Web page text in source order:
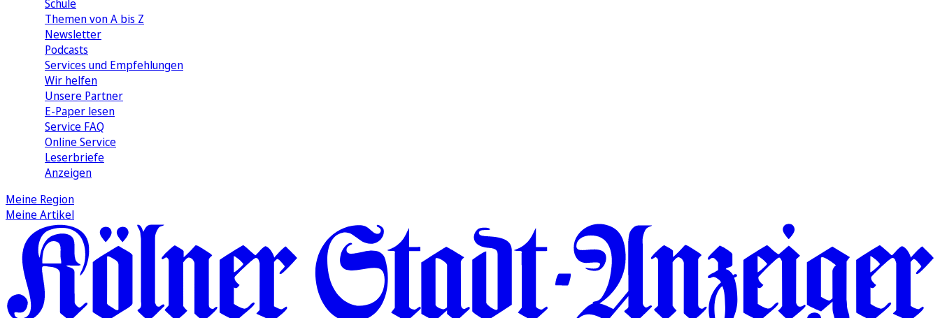
Schule
Themen von A bis Z
Newsletter
Podcasts
Services und Empfehlungen
Wir helfen
Unsere Partner
E-Paper lesen
Service FAQ
Online Service
Leserbriefe
Anzeigen
Meine Region
Meine Artikel